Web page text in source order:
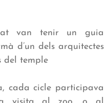
van tenir un guia
d’un dels arquitectes
del temple
cada cicle participava